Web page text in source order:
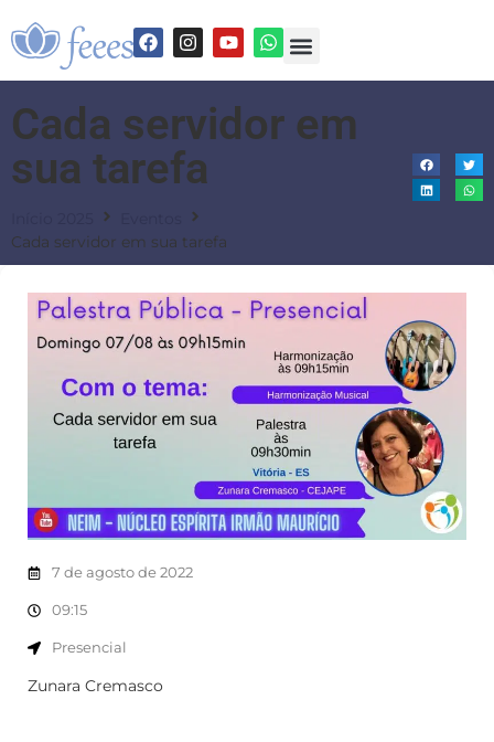
Cada servidor em
sua tarefa
Cada servidor em sua tarefa
7 de agosto de 2022
09:15
Presencial
Zunara Cremasco